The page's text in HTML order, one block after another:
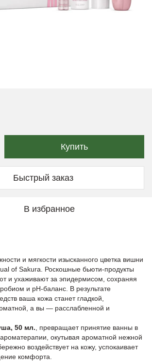
Купить
Быстрый заказ
В избранное
и мягкости изысканного цветка вишни
of Sakura. Роскошные бьюти-продукты
и ухаживают за эпидермисом, сохраняя
и pH-баланс. В результате
ваша кожа станет гладкой,
а вы — расслабленной и
50 мл. , превращает принятие ванны в
окутывая ароматной нежной
воздействует на кожу, успокаивает
комфорта.